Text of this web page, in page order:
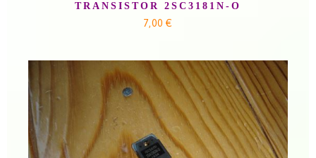
TRANSISTOR 2SC3181N-O
7,00 €